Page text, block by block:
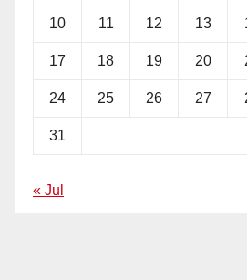
10 11 12 13
17 18 19 20
24 25 26 27
31
« Jul